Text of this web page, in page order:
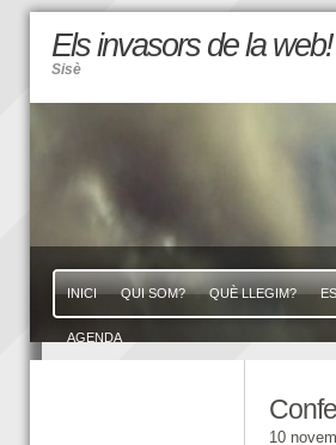
Els invasors de la web!
Sisè
INICI QUI SOM? QUÈ LLEGIM?
AGENDA
10